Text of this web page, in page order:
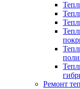
Ремонт